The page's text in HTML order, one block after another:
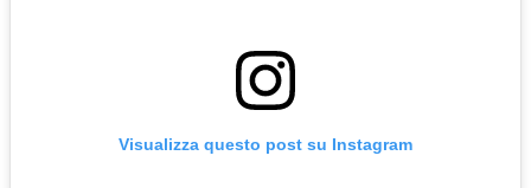
Visualizza questo post su Instagram